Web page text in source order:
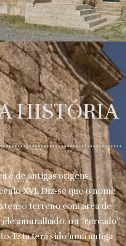
HISTÓRIA
é de antigas origens,
XVI. Diz-se que o nome
terreno com área de
amuralhado, ou “cercado”
Esta terá sido uma antiga